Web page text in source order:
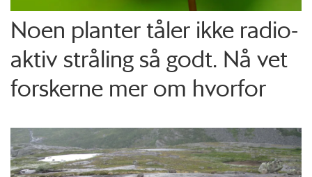
Noen planter tåler ikke radio­
aktiv stråling så godt. Nå vet
forskerne mer om hvorfor